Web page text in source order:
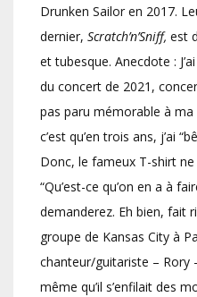
Drunken Sailor en 2017.
dernier, Scratch’n’Sniff, est
et tubesque. Anecdote :
du concert de 2021,
pas paru mémorable à
c’est qu’en trois ans, j’ai
Donc, le fameux T-shirt
“Qu’est-ce qu’on en a à
demanderez. Eh bien, fait
groupe de Kansas City à
chanteur/guitariste – Rory
même qu’il s’enfilait des